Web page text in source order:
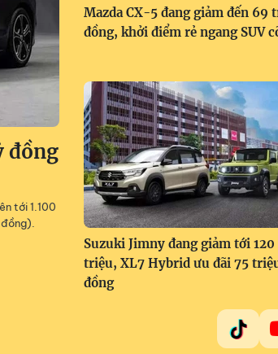
đồng
tới 1.100
Mazda CX-5 đang giảm đến 69
đồng, khởi điểm rẻ ngang SUV
Suzuki Jimny đang giảm tới 120
triệu, XL7 Hybrid ưu đãi 75
đồng